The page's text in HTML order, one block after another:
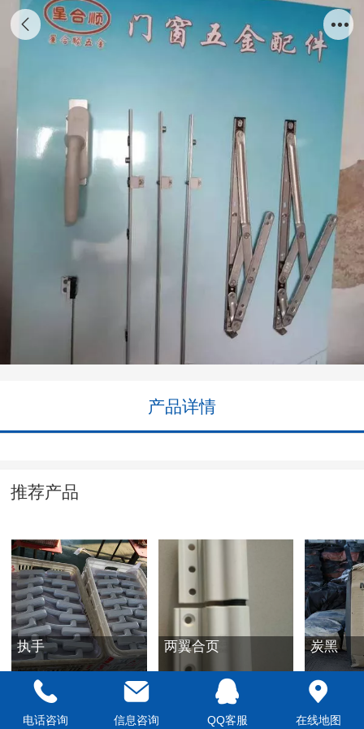
产品详情
推荐产品
执手 两翼合页 炭黑
电话咨询 信息咨询 QQ客服 在线地图